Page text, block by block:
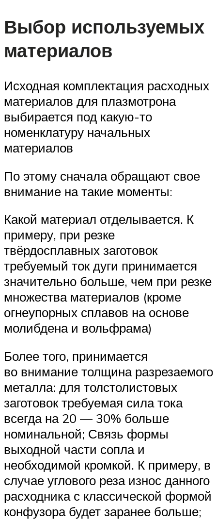
Выбор используемых
материалов
Исходная комплектация расходных
материалов для плазмотрона
выбирается под какую-то
номенклатуру начальных
материалов
По этому сначала обращают свое
внимание на такие моменты:
Какой материал отделывается. К
примеру, при резке
твёрдосплавных заготовок
требуемый ток дуги принимается
значительно больше, чем при резке
множества материалов (кроме
огнеупорных сплавов на основе
молибдена и вольфрама)
Более того, принимается
во внимание толщина разрезаемого
металла: для толстолистовых
заготовок требуемая сила тока
всегда на 20 — 30% больше
номинальной; Связь формы
выходной части сопла и
необходимой кромкой. К примеру, в
случае углового реза износ данного
расходника с классической формой
конфузора будет заранее больше;